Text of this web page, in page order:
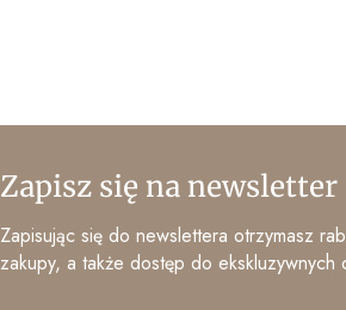
Zapisz się na newsletter
Zapisując się do newslettera otrzymasz
zakupy, a także dostęp do ekskluzywnych